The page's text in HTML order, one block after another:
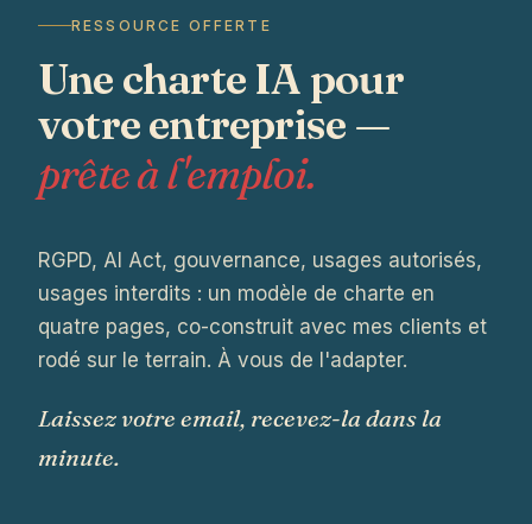
RESSOURCE OFFERTE
Une charte IA pour
votre entreprise —
prête à l'emploi.
RGPD, AI Act, gouvernance, usages autorisés,
usages interdits : un modèle de charte en
quatre pages, co-construit avec mes clients et
rodé sur le terrain. À vous de l'adapter.
Laissez votre email, recevez-la dans la
minute.